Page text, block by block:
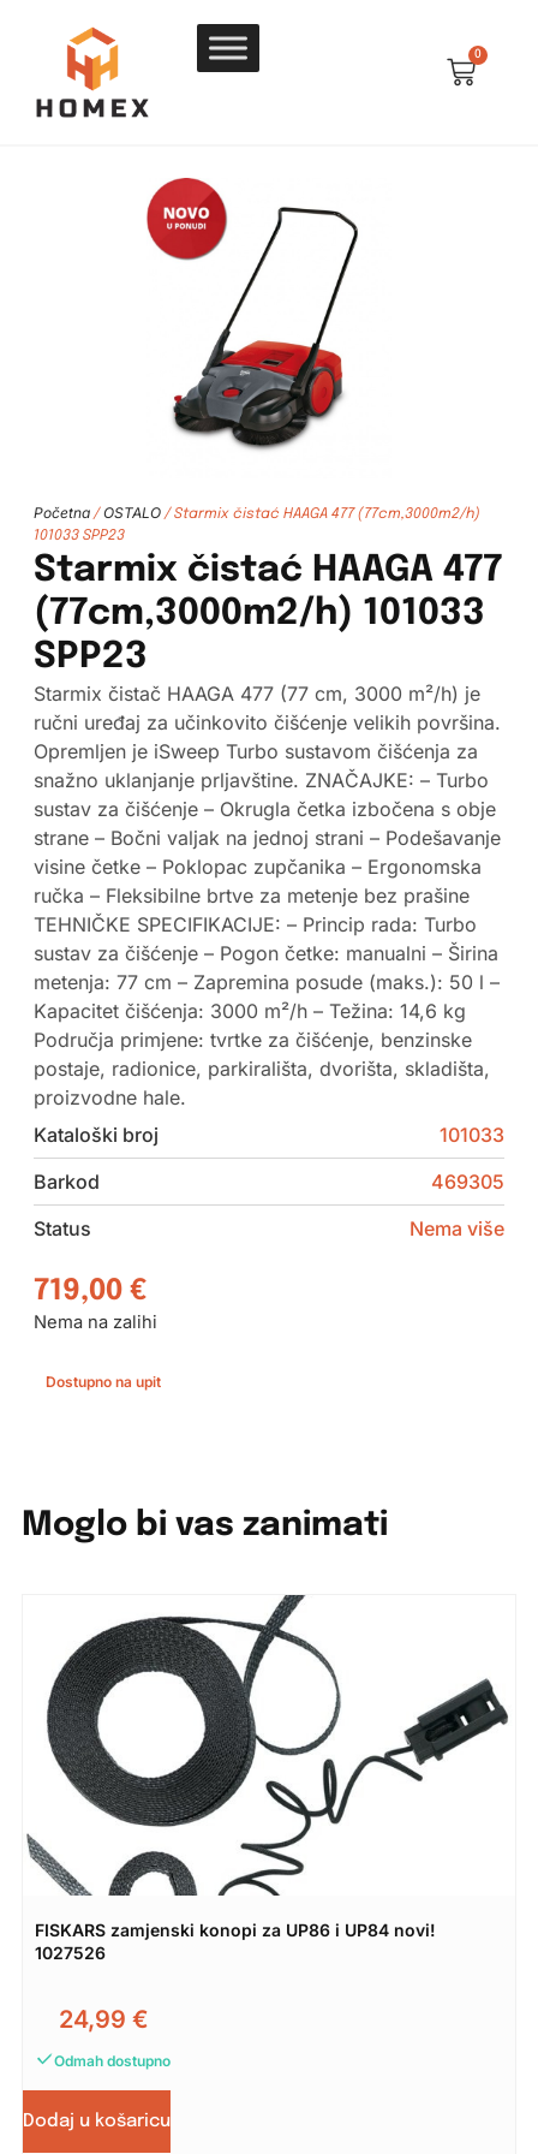
0
Početna/ OSTALO/ Starmix čistać HAAGA 477 (77cm,3000m2/h)
101033 SPP23
Starmix čistać HAAGA 477
(77cm,3000m2/h) 101033
SPP23
Starmix čistač HAAGA 477 (77 cm, 3000 m²/h) je
ručni uređaj za učinkovito čišćenje velikih površina.
Opremljen je iSweep Turbo sustavom čišćenja za
snažno uklanjanje prljavštine. ZNAČAJKE: – Turbo
sustav za čišćenje – Okrugla četka izbočena s obje
strane – Bočni valjak na jednoj strani – Podešavanje
visine četke – Poklopac zupčanika – Ergonomska
ručka – Fleksibilne brtve za metenje bez prašine
TEHNIČKE SPECIFIKACIJE: – Princip rada: Turbo
sustav za čišćenje – Pogon četke: manualni – Širina
metenja: 77 cm – Zapremina posude (maks.): 50 l –
Kapacitet čišćenja: 3000 m²/h – Težina: 14,6 kg
Područja primjene: tvrtke za čišćenje, benzinske
postaje, radionice, parkirališta, dvorišta, skladišta,
proizvodne hale.
Kataloški broj
101033
Barkod
469305
Status
Nema više
719,00 €
Nema na zalihi
Dostupno na upit
Moglo bi vas zanimati
FISKARS zamjenski konopi za UP86 i UP84 novi!
1027526
24,99 €
Odmah dostupno
Dodaj u košaricu